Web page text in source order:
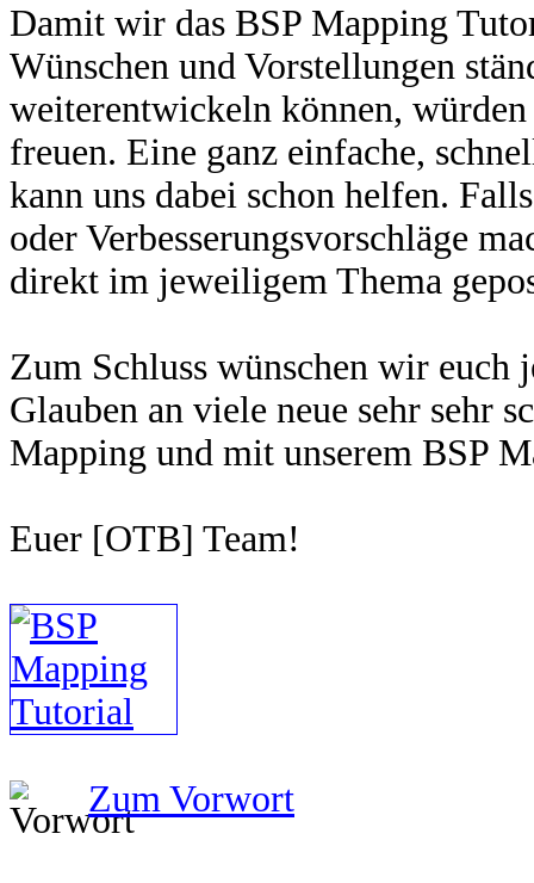
Damit wir das BSP Mapping
Wünschen und Vorstellungen
weiterentwickeln können,
freuen. Eine ganz einfache,
kann uns dabei schon helfen.
oder Verbesserungsvorschläge
direkt im jeweiligem Thema
Zum Schluss wünschen wir
Glauben an viele neue sehr sehr
Mapping und mit unserem BSP
Euer [OTB] Team!
Zum Vorwort